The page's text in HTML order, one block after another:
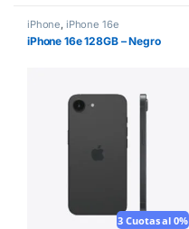
iPhone, iPhone 16e
iPhone 16e 128GB – Negro
3 Cuotas al 0%